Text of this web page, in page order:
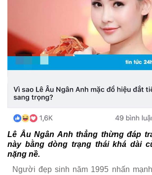
Lê Âu Ngân Anh thẳng thừng đáp
này bằng dòng trạng thái khá dài
nặng nề.
Người đẹp sinh năm 1995 nhấn mạnh